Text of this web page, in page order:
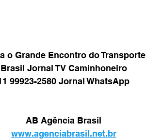
o Grande Encontro do
Brasil Jornal TV Caminhoneiro
99923-2580 Jornal WhatsApp
AB Agência Brasil
www.agenciabrasil.net.br